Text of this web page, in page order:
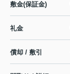
敷金(保証金)
礼金
償却 / 敷引